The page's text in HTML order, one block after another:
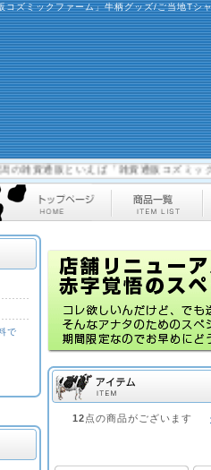
コズミックファーム」牛柄グッズ/ご当地Tシ
通販といえば「雑貨通販コズミックフ
で
12点の商品がございます